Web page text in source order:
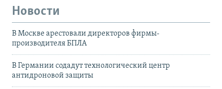
Новости
В Москве арестовали директоров фирмы-
производителя БПЛА
В Германии содадут технологический центр
антидроновой защиты